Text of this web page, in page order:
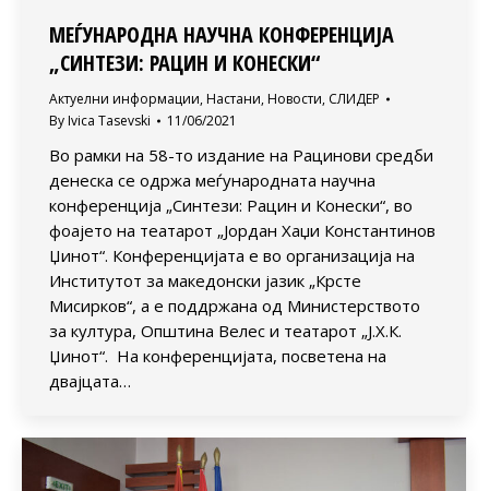
МЕЃУНАРОДНА НАУЧНА КОНФЕРЕНЦИЈА
„СИНТЕЗИ: РАЦИН И КОНЕСКИ“
Актуелни информации, Настани, Новости, СЛИДЕР
By Ivica Tasevski 11/06/2021
Во рамки на 58-то издание на Рацинови средби
денеска се одржа меѓународната научна
конференција „Синтези: Рацин и Конески“, во
фоајето на театарот „Јордан Хаџи Константинов
Џинот“. Конференцијата е во организација на
Институтот за македонски јазик „Крсте
Мисирков“, а е поддржана од Министерството
за култура, Општина Велес и театарот „Ј.Х.К.
Џинот“. На конференцијата, посветена на
двајцата…